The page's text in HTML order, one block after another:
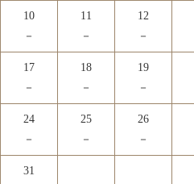
10
－
11
－
12
－
17
－
18
－
19
－
24
－
25
－
26
－
31